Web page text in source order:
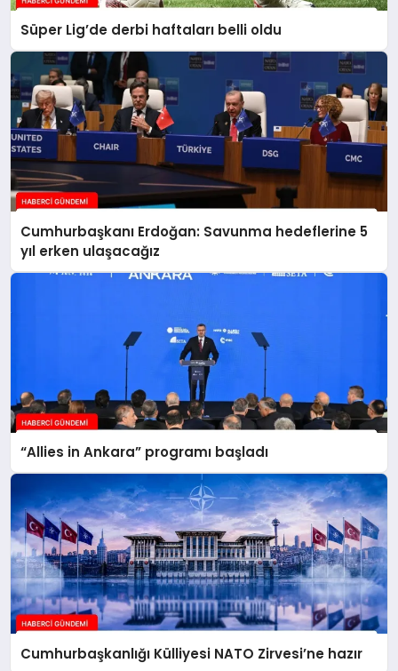
Süper Lig’de derbi haftaları belli oldu
Cumhurbaşkanı Erdoğan: Savunma hedeflerine 5
yıl erken ulaşacağız
“Allies in Ankara” programı başladı
Cumhurbaşkanlığı Külliyesi NATO Zirvesi’ne hazır